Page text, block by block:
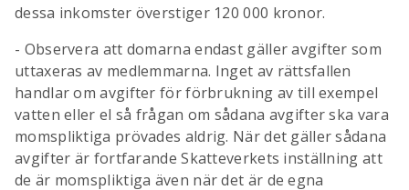
dessa inkomster överstiger 120 000 kronor.
- Observera att domarna endast gäller avgifter som
uttaxeras av medlemmarna. Inget av rättsfallen
handlar om avgifter för förbrukning av till exempel
vatten eller el så frågan om sådana avgifter ska vara
momspliktiga prövades aldrig. När det gäller sådana
avgifter är fortfarande Skatteverkets inställning att
de är momspliktiga även när det är de egna